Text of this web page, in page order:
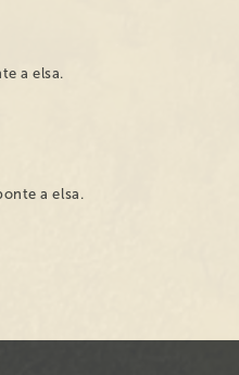
a elsa.
a elsa.